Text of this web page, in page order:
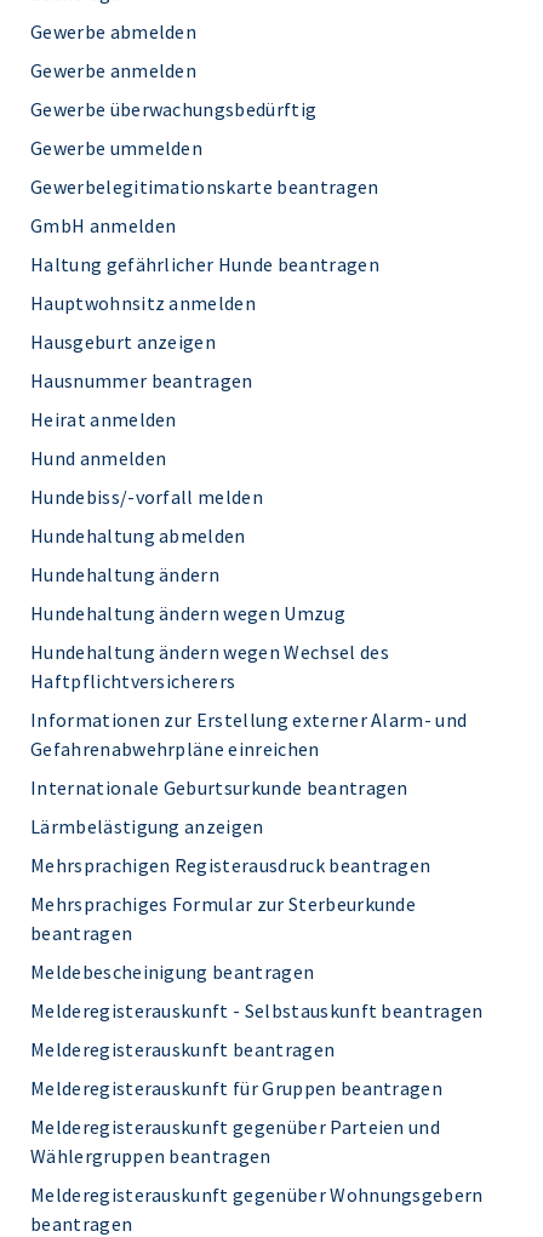
Gewerbe abmelden
Gewerbe anmelden
Gewerbe überwachungsbedürftig
Gewerbe ummelden
Gewerbelegitimationskarte beantragen
GmbH anmelden
Haltung gefährlicher Hunde beantragen
Hauptwohnsitz anmelden
Hausgeburt anzeigen
Hausnummer beantragen
Heirat anmelden
Hund anmelden
Hundebiss/-vorfall melden
Hundehaltung abmelden
Hundehaltung ändern
Hundehaltung ändern wegen Umzug
Hundehaltung ändern wegen Wechsel des
Haftpflichtversicherers
Informationen zur Erstellung externer Alarm- und
Gefahrenabwehrpläne einreichen
Internationale Geburtsurkunde beantragen
Lärmbelästigung anzeigen
Mehrsprachigen Registerausdruck beantragen
Mehrsprachiges Formular zur Sterbeurkunde
beantragen
Meldebescheinigung beantragen
Melderegisterauskunft - Selbstauskunft beantragen
Melderegisterauskunft beantragen
Melderegisterauskunft für Gruppen beantragen
Melderegisterauskunft gegenüber Parteien und
Wählergruppen beantragen
Melderegisterauskunft gegenüber Wohnungsgebern
beantragen